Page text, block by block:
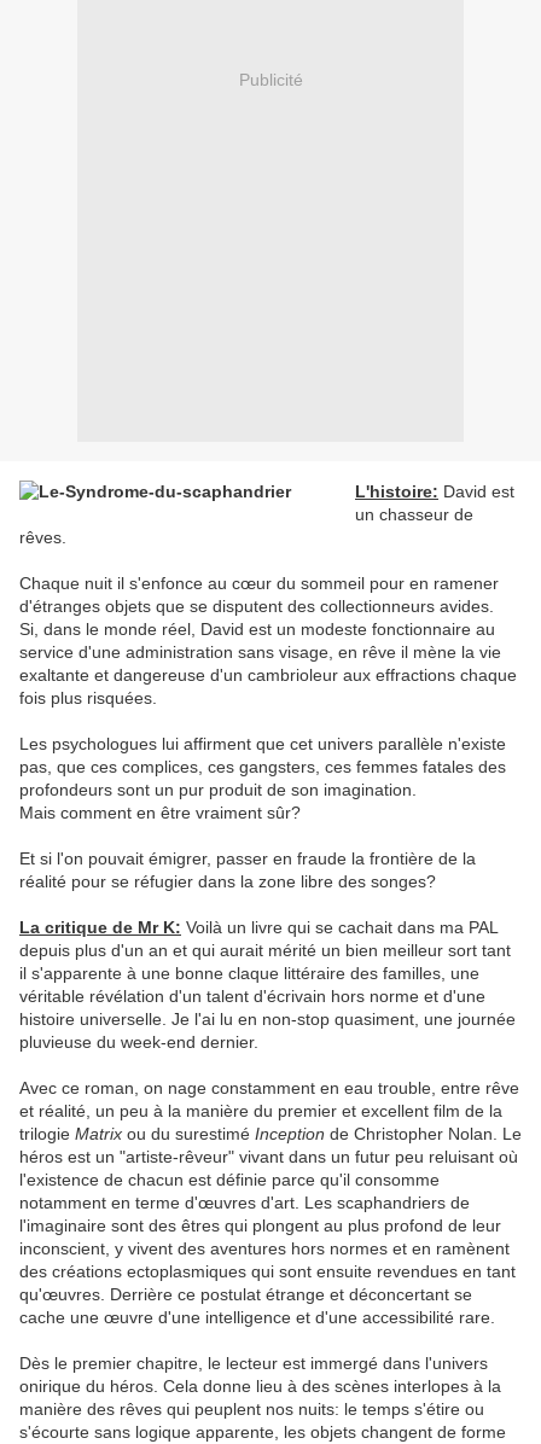
Publicité
L'histoire: David est
un chasseur de
rêves.
Chaque nuit il s'enfonce au cœur du sommeil pour en ramener
d'étranges objets que se disputent des collectionneurs avides.
Si, dans le monde réel, David est un modeste fonctionnaire au
service d'une administration sans visage, en rêve il mène la vie
exaltante et dangereuse d'un cambrioleur aux effractions chaque
fois plus risquées.
Les psychologues lui affirment que cet univers parallèle n'existe
pas, que ces complices, ces gangsters, ces femmes fatales des
profondeurs sont un pur produit de son imagination.
Mais comment en être vraiment sûr?
Et si l'on pouvait émigrer, passer en fraude la frontière de la
réalité pour se réfugier dans la zone libre des songes?
La critique de Mr K: Voilà un livre qui se cachait dans ma PAL
depuis plus d'un an et qui aurait mérité un bien meilleur sort tant
il s'apparente à une bonne claque littéraire des familles, une
véritable révélation d'un talent d'écrivain hors norme et d'une
histoire universelle. Je l'ai lu en non-stop quasiment, une journée
pluvieuse du week-end dernier.
Avec ce roman, on nage constamment en eau trouble, entre rêve
et réalité, un peu à la manière du premier et excellent film de la
trilogie Matrix ou du surestimé Inception de Christopher Nolan. Le
héros est un "artiste-rêveur" vivant dans un futur peu reluisant où
l'existence de chacun est définie parce qu'il consomme
notamment en terme d'œuvres d'art. Les scaphandriers de
l'imaginaire sont des êtres qui plongent au plus profond de leur
inconscient, y vivent des aventures hors normes et en ramènent
des créations ectoplasmiques qui sont ensuite revendues en tant
qu'œuvres. Derrière ce postulat étrange et déconcertant se
cache une œuvre d'une intelligence et d'une accessibilité rare.
Dès le premier chapitre, le lecteur est immergé dans l'univers
onirique du héros. Cela donne lieu à des scènes interlopes à la
manière des rêves qui peuplent nos nuits: le temps s'étire ou
s'écourte sans logique apparente, les objets changent de forme